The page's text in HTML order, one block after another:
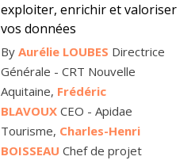
exploiter, enrichir et valoriser
vos données
By Aurélie LOUBES Directrice
Générale - CRT Nouvelle
Aquitaine, Frédéric
BLAVOUX CEO - Apidae
Tourisme, Charles-Henri
BOISSEAU Chef de projet